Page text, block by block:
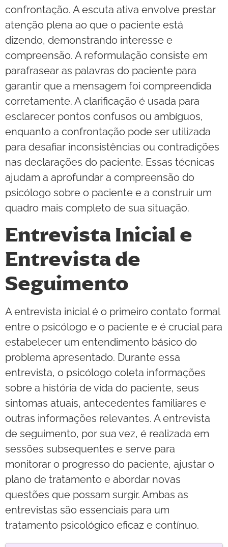
confrontação. A escuta ativa envolve prestar
atenção plena ao que o paciente está
dizendo, demonstrando interesse e
compreensão. A reformulação consiste em
parafrasear as palavras do paciente para
garantir que a mensagem foi compreendida
corretamente. A clarificação é usada para
esclarecer pontos confusos ou ambíguos,
enquanto a confrontação pode ser utilizada
para desafiar inconsistências ou contradições
nas declarações do paciente. Essas técnicas
ajudam a aprofundar a compreensão do
psicólogo sobre o paciente e a construir um
quadro mais completo de sua situação.
Entrevista Inicial e
Entrevista de
Seguimento
A entrevista inicial é o primeiro contato formal
entre o psicólogo e o paciente e é crucial para
estabelecer um entendimento básico do
problema apresentado. Durante essa
entrevista, o psicólogo coleta informações
sobre a história de vida do paciente, seus
sintomas atuais, antecedentes familiares e
outras informações relevantes. A entrevista
de seguimento, por sua vez, é realizada em
sessões subsequentes e serve para
monitorar o progresso do paciente, ajustar o
plano de tratamento e abordar novas
questões que possam surgir. Ambas as
entrevistas são essenciais para um
tratamento psicológico eficaz e contínuo.